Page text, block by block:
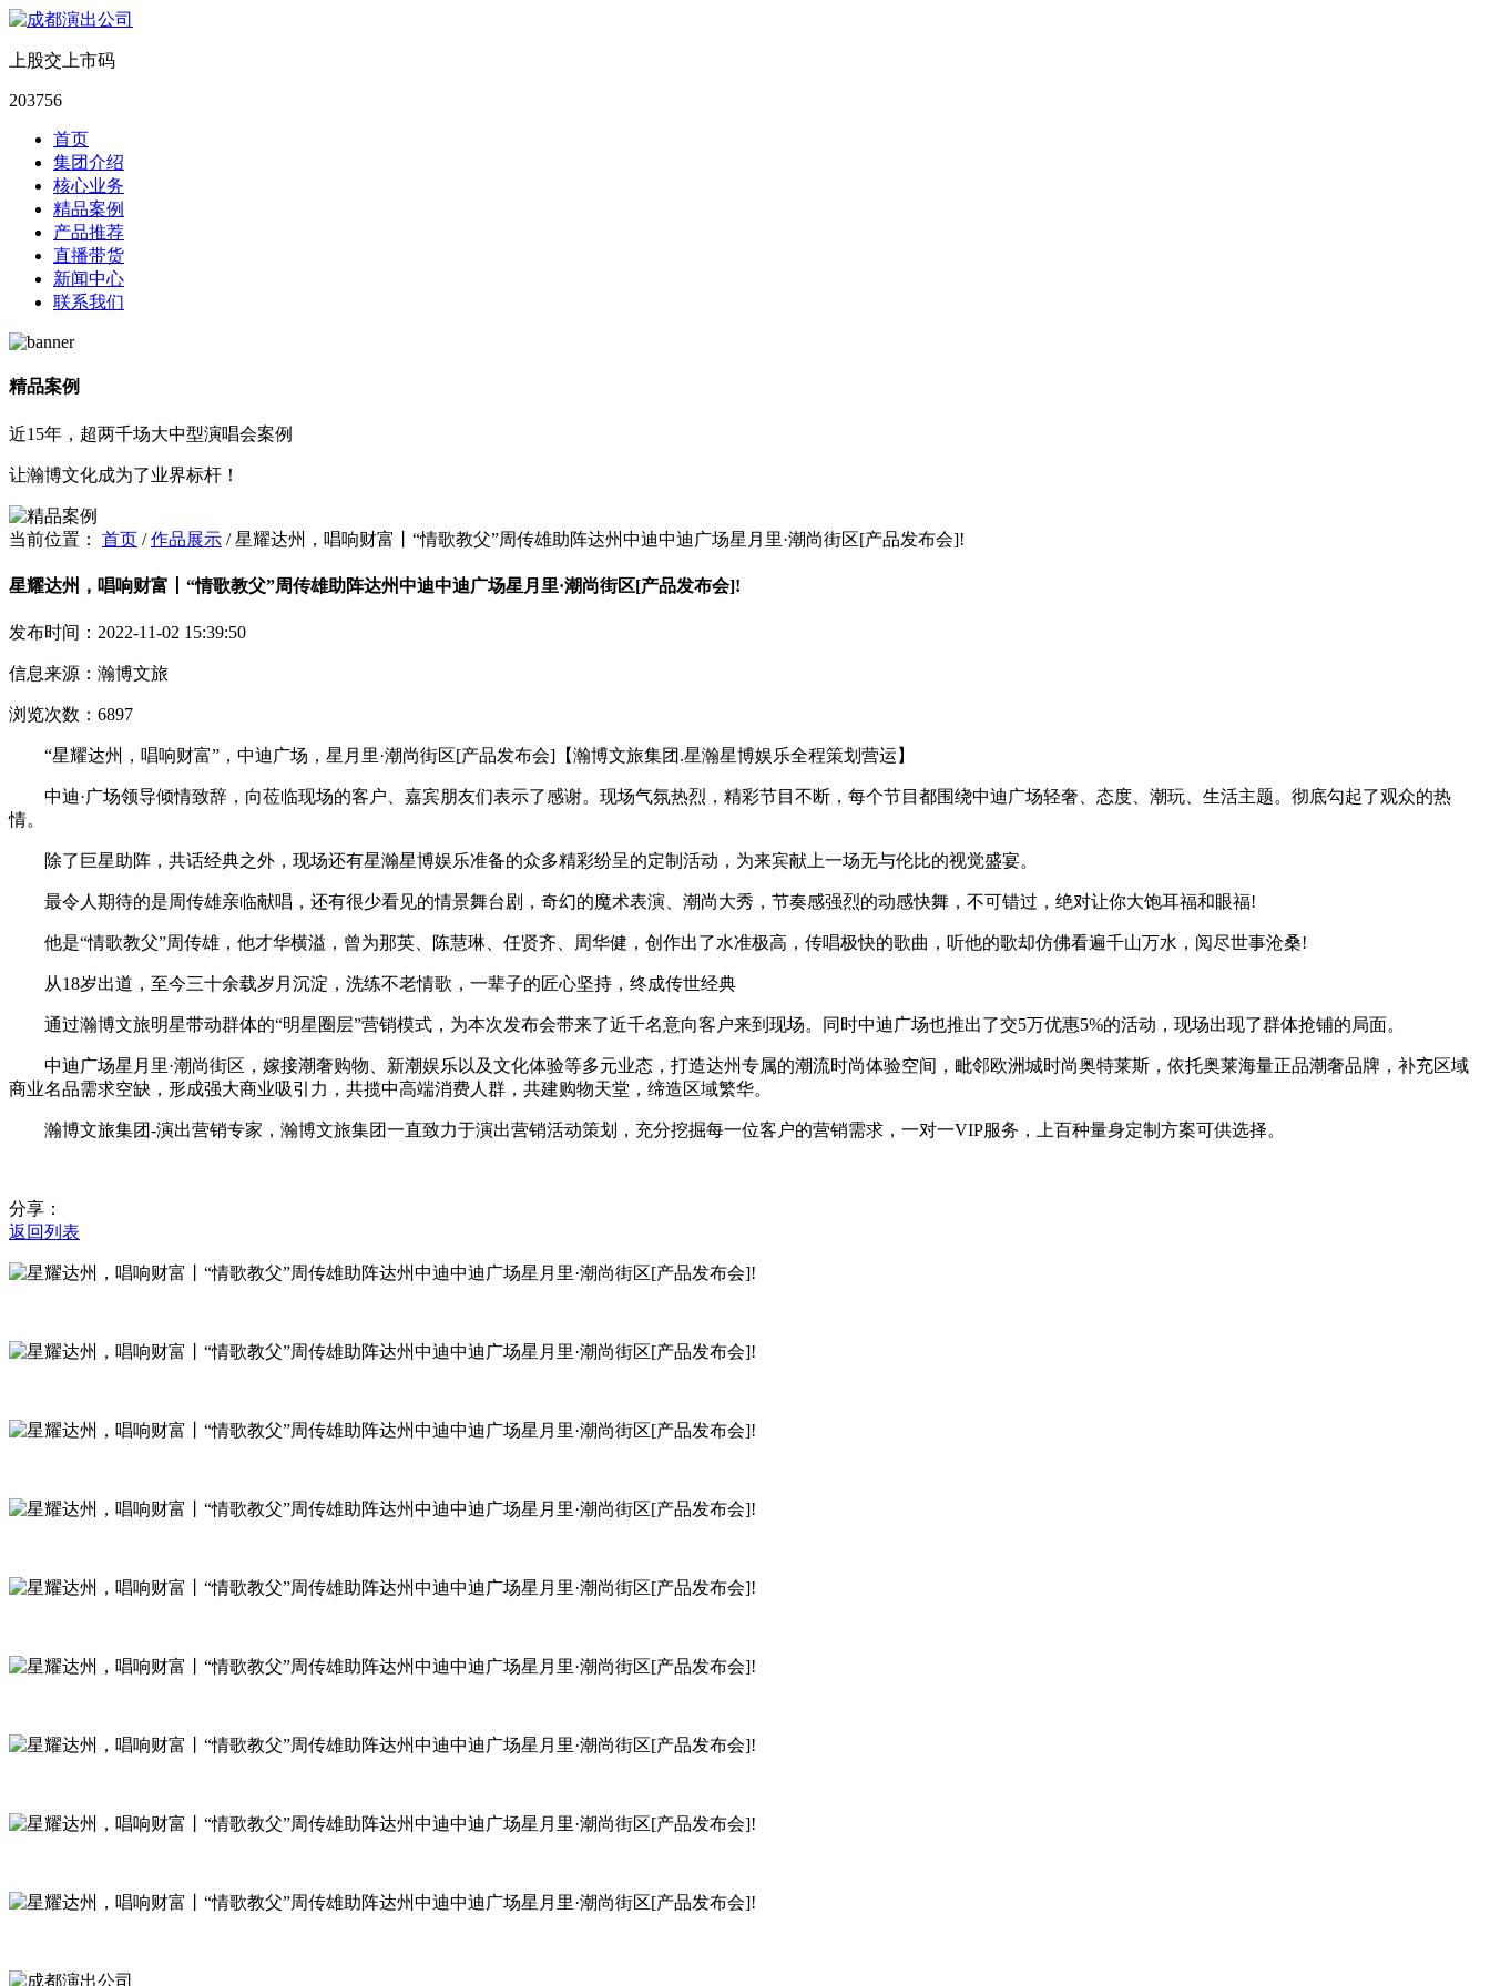
上股交上市码
203756
首页
集团介绍
核心业务
精品案例
产品推荐
直播带货
新闻中心
联系我们
精品案例
近15年，超两千场大中型演唱会案例
让瀚博文化成为了业界标杆！
当前位置： 首页 /作品展示 /星耀达州，唱响财富丨“情歌教父”周传雄助阵达州中迪中迪广场星月里·潮尚街区[产品发布会]!
星耀达州，唱响财富丨“情歌教父”周传雄助阵达州中迪中迪广场星月里·潮尚街区[产品发布会]!
发布时间：2022-11-02 15:39:50
信息来源：瀚博文旅
浏览次数：6897
“星耀达州，唱响财富”，中迪广场，星月里·潮尚街区[产品发布会]【瀚博文旅集团.星瀚星博娱乐全程策划营运】
中迪·广场领导倾情致辞，向莅临现场的客户、嘉宾朋友们表示了感谢。现场气氛热烈，精彩节目不断，每个节目都围绕中迪广场轻奢、态度、潮玩、生活主题。彻底勾起了观众的热
情。
除了巨星助阵，共话经典之外，现场还有星瀚星博娱乐准备的众多精彩纷呈的定制活动，为来宾献上一场无与伦比的视觉盛宴。
最令人期待的是周传雄亲临献唱，还有很少看见的情景舞台剧，奇幻的魔术表演、潮尚大秀，节奏感强烈的动感快舞，不可错过，绝对让你大饱耳福和眼福!
他是“情歌教父”周传雄，他才华横溢，曾为那英、陈慧琳、任贤齐、周华健，创作出了水准极高，传唱极快的歌曲，听他的歌却仿佛看遍千山万水，阅尽世事沧桑!
从18岁出道，至今三十余载岁月沉淀，洗练不老情歌，一辈子的匠心坚持，终成传世经典
通过瀚博文旅明星带动群体的“明星圈层”营销模式，为本次发布会带来了近千名意向客户来到现场。同时中迪广场也推出了交5万优惠5%的活动，现场出现了群体抢铺的局面。
中迪广场星月里·潮尚街区，嫁接潮奢购物、新潮娱乐以及文化体验等多元业态，打造达州专属的潮流时尚体验空间，毗邻欧洲城时尚奥特莱斯，依托奥莱海量正品潮奢品牌，补充区域
商业名品需求空缺，形成强大商业吸引力，共揽中高端消费人群，共建购物天堂，缔造区域繁华。
瀚博文旅集团-演出营销专家，瀚博文旅集团一直致力于演出营销活动策划，充分挖掘每一位客户的营销需求，一对一VIP服务，上百种量身定制方案可供选择。
分享：
返回列表